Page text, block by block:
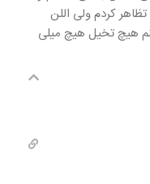
کردم ولی اللن
هیچ تخیل هیچ میلی